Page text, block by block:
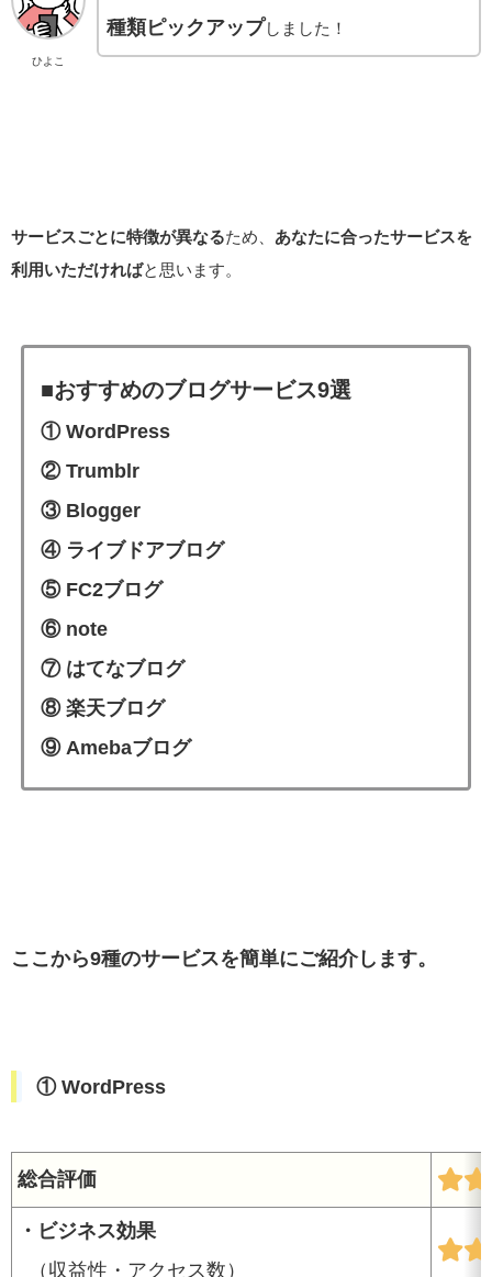
ひよこ
種類ピックアップしました！
サービスごとに特徴が異なるため、 あなたに合ったサービスを
利用いただければと思います。
■おすすめのブログサービス9選
① WordPress
② Trumblr
③ Blogger
④ ライブドアブログ
⑤ FC2ブログ
⑥ note
⑦ はてなブログ
⑧ 楽天ブログ
⑨ Amebaブログ
ここから9種のサービスを簡単にご紹介します。
① WordPress
総合評価
・ビジネス効果
（収益性・アクセス数）